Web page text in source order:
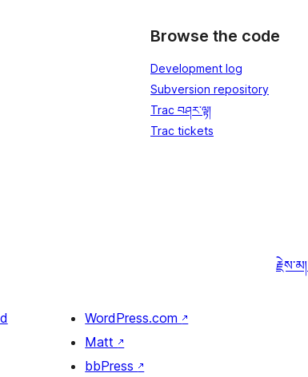
Browse the code
Development log
Subversion repository
Trac བཤར་ལྟ།
Trac tickets
རྗེས་མ།
WordPress.com ↗
Matt ↗
bbPress ↗